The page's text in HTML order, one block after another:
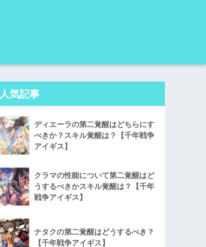
人気記事
ディエーラの第二覚醒はどちらにす
べきか？スキル覚醒は？【千年戦争
アイギス】
クラマの性能について第二覚醒はど
うするべきかスキル覚醒は？【千年
戦争アイギス】
ナタクの第二覚醒はどうするべき？
【千年戦争アイギス】